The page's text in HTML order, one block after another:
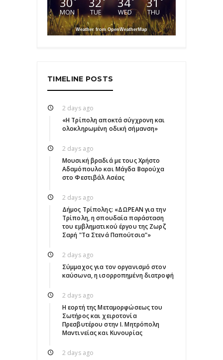
MON TUE WED THU
Weather from OpenWeatherMap
TIMELINE POSTS
2 days ago
«Η Τρίπολη αποκτά σύγχρονη και
ολοκληρωμένη οδική σήμανση»
2 days ago
Μουσική βραδιά με τους Χρήστο
Αδαμόπουλο και Μάγδα Βαρούχα
στο Φεστιβάλ Ασέας
2 days ago
Δήμος Τρίπολης: «ΔΩΡΕΑΝ για την
Τρίπολη, η σπουδαία παράσταση
του εμβληματικού έργου της Ζωρζ
Σαρή "Τα Στενά Παπούτσια"»
2 days ago
Σύμμαχος για τον οργανισμό στον
καύσωνα, η ισορροπημένη διατροφή
2 days ago
Η εορτή της Μεταμορφώσεως του
Σωτήρος και χειροτονία
Πρεσβυτέρου στην Ι. Μητρόπολη
Μαντινείας και Κυνουρίας
2 days ago